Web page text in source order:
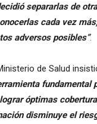
separarlas de
cada vez
adversos posibles”.
de Salud
fundamental
óptimas
disminuye el